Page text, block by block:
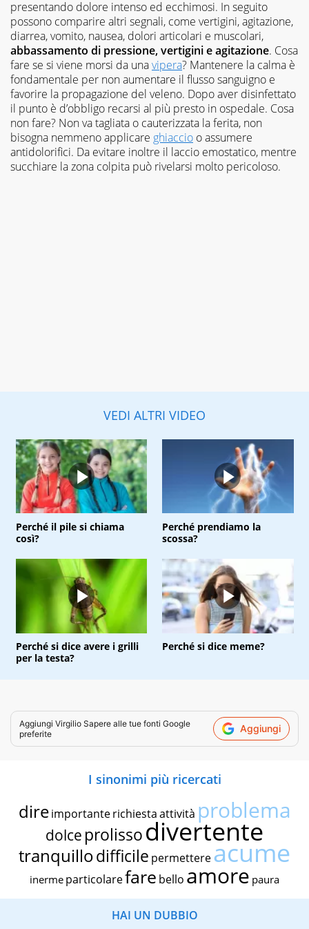
presentando dolore intenso ed ecchimosi. In seguito
possono comparire altri segnali, come vertigini, agitazione,
diarrea, vomito, nausea, dolori articolari e muscolari,
abbassamento di pressione, vertigini e agitazione. Cosa
fare se si viene morsi da unavipera? Mantenere la calma è
fondamentale per non aumentare il flusso sanguigno e
favorire la propagazione del veleno. Dopo aver disinfettato
il punto è d’obbligo recarsi al più presto in ospedale. Cosa
non fare? Non va tagliata o cauterizzata la ferita, non
bisogna nemmeno applicare ghiaccio o assumere
antidolorifici. Da evitare inoltre il laccio emostatico, mentre
succhiare la zona colpita può rivelarsi molto pericoloso.
VEDI ALTRI VIDEO
Perché il pile si chiama
così?
Perché prendiamo la
scossa?
Perché si dice avere i grilli
per la testa?
Perché si dice meme?
Aggiungi Virgilio Sapere alle tue fonti Google
preferite
Aggiungi
I sinonimi più ricercati
dire importante richiestaattività problema
dolce prolissodivertente
tranquillodifficile permettereacume
inerme particolarefare bello amore paura
HAI UN DUBBIO